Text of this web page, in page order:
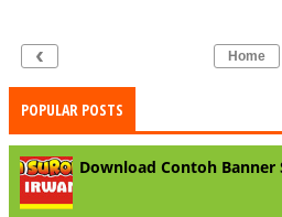
‹ Home
POPULAR POSTS
Download Contoh Banner